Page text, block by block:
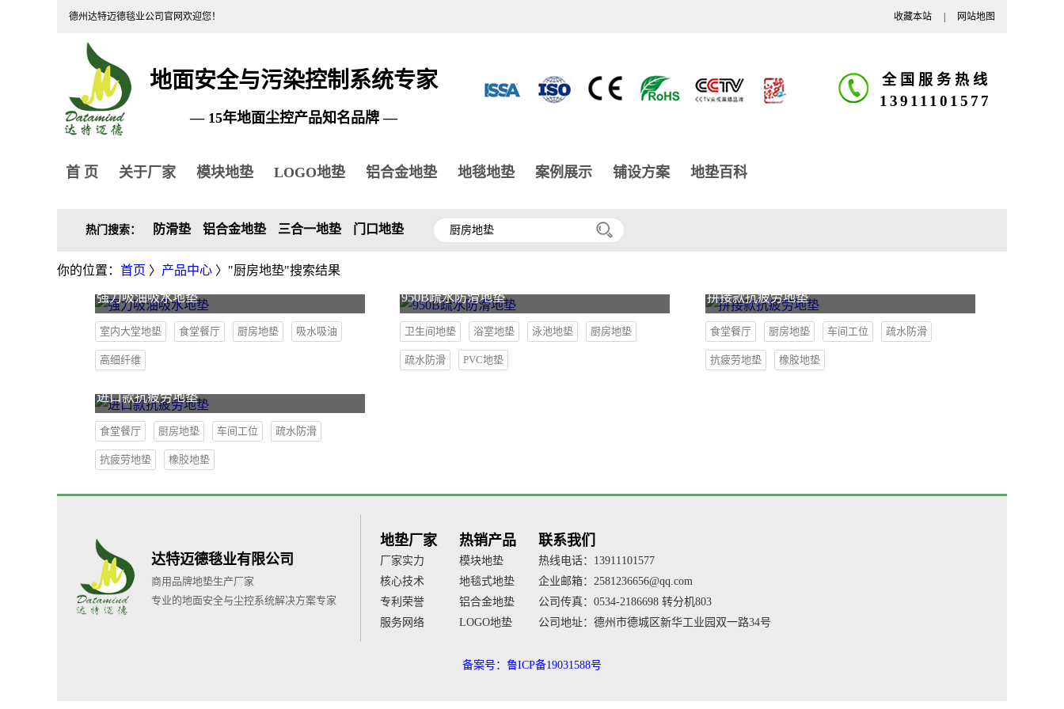
德州达特迈德毯业公司官网欢迎您！ 收藏本站 网站地图
地面安全与污染控制系统专家
— 15年地面尘控产品知名品牌 —
全国服务热线
13911101577
首 页 关于厂家 模块地垫 LOGO地垫 铝合金地垫 地毯地垫 案例展示 铺设方案 地垫百科
热门搜索： 防滑垫 铝合金地垫 三合一地垫 门口地垫
你的位置： 首页 〉 产品中心 〉"厨房地垫"搜索结果
强力吸油吸水地垫
室内大堂地垫 食堂餐厅 厨房地垫 吸水吸油
高细纤维
950B疏水防滑地垫
卫生间地垫 浴室地垫 泳池地垫 厨房地垫
疏水防滑 PVC地垫
拼接款抗疲劳地垫
食堂餐厅 厨房地垫 车间工位 疏水防滑
抗疲劳地垫 橡胶地垫
进口款抗疲劳地垫
食堂餐厅 厨房地垫 车间工位 疏水防滑
抗疲劳地垫 橡胶地垫
达特迈德毯业有限公司
商用品牌地垫生产厂家
专业的地面安全与尘控系统解决方案专家
地垫厂家
厂家实力
核心技术
专利荣誉
服务网络
热销产品
模块地垫
地毯式地垫
铝合金地垫
LOGO地垫
联系我们
热线电话：13911101577
企业邮箱：2581236656@qq.com
公司传真：0534-2186698 转分机803
公司地址：德州市德城区新华工业园双一路34号
备案号：鲁ICP备19031588号